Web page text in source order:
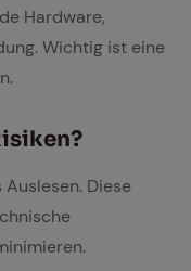
Hardware,
Wichtig ist eine
Diese